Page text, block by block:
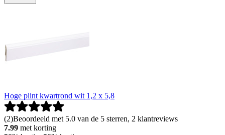
Hoge plint kwartrond wit 1,2 x 5,8
(2)Beoordeeld met 5.0 van de 5 sterren, 2 klantreviews
7.99 met korting